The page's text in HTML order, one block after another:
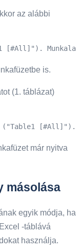
az alábbi
[#All]").
is.
(1. táblázat)
("Table1 [#All]").
már nyitva
másolása
egyik módja, ha
-táblává
használja.